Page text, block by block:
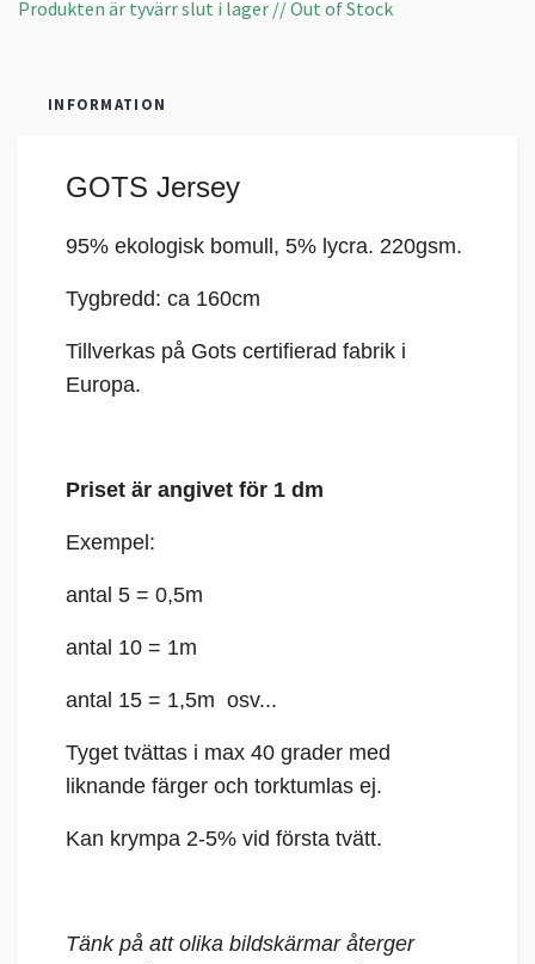
Produkten är tyvärr slut i lager // Out of Stock
INFORMATION
GOTS Jersey
95% ekologisk bomull, 5% lycra. 220gsm.
Tygbredd: ca 160cm
Tillverkas på Gots certifierad fabrik i
Europa.
Priset är angivet för 1 dm
Exempel:
antal 5 = 0,5m
antal 10 = 1m
antal 15 = 1,5m osv...
Tyget tvättas i max 40 grader med
liknande färger och torktumlas ej.
Kan krympa 2-5% vid första tvätt.
Tänk på att olika bildskärmar återger